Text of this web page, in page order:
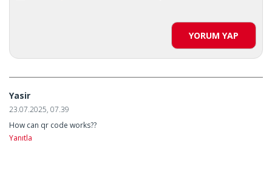
YORUM YAP
Yasir
23.07.2025, 07.39
How can qr code works??
Yanıtla